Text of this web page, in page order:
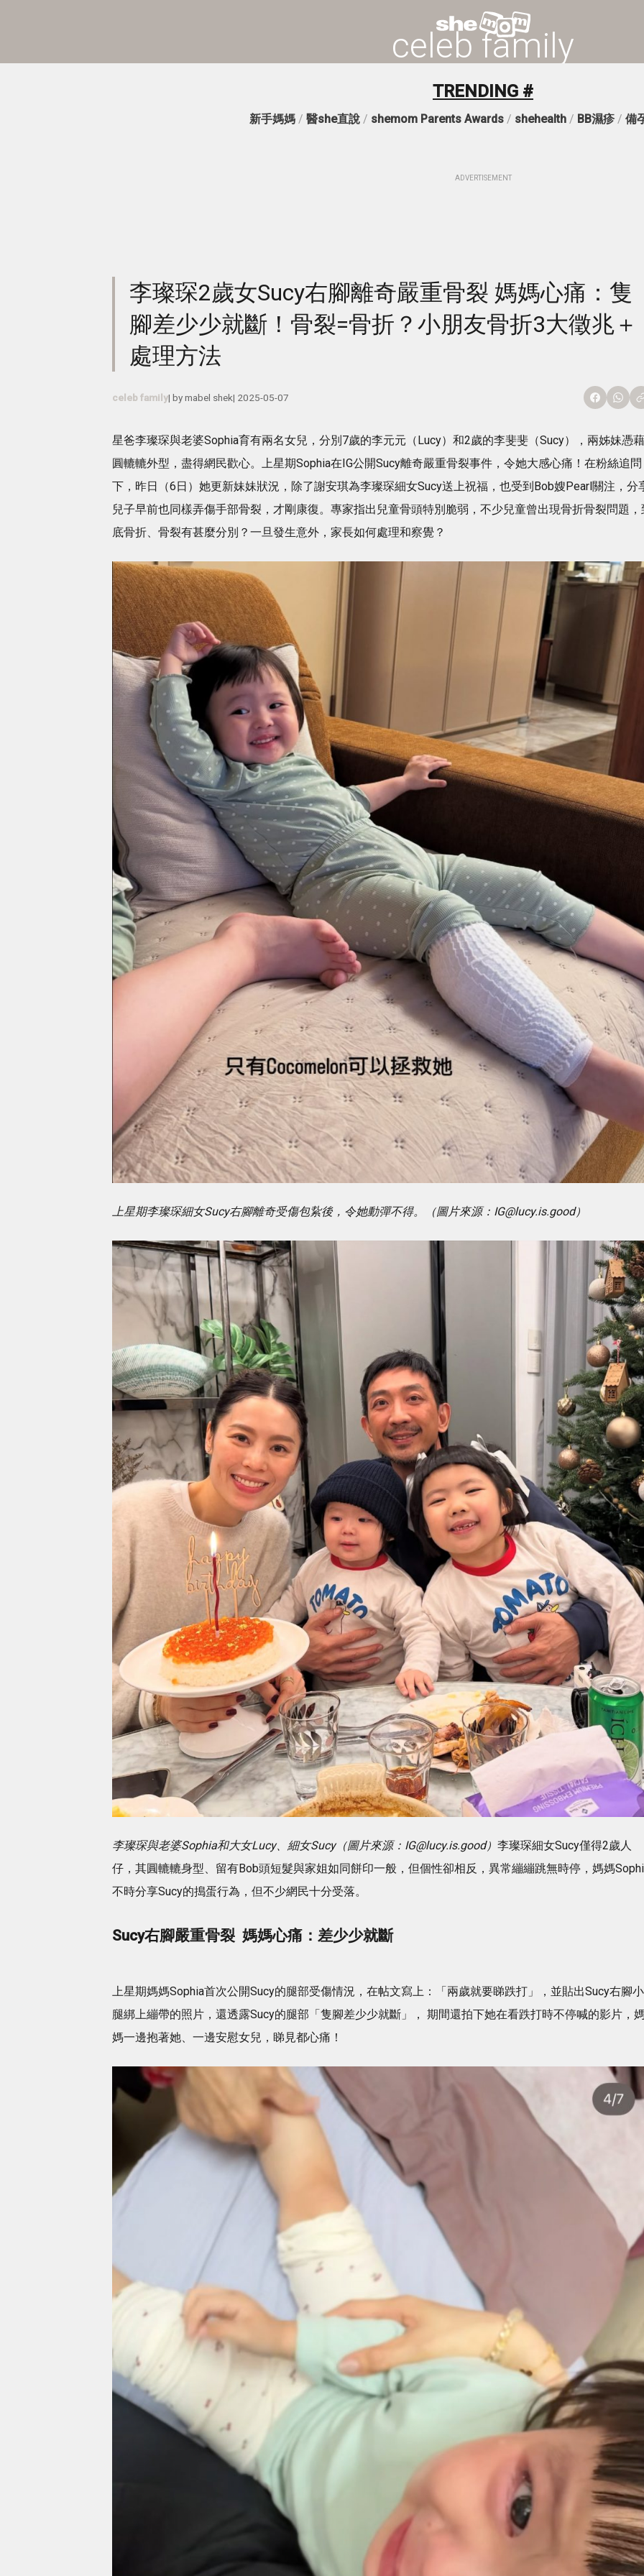
celeb family
TRENDING #
新手媽媽 / 醫she直說 / shemom Parents Awards / shehealth / BB濕疹 / 備
ADVERTISEMENT
李璨琛2歲女Sucy右腳離奇嚴重骨裂 媽媽心痛：隻
腳差少少就斷！骨裂=骨折？小朋友骨折3大徵兆＋
處理方法
celeb family| bymabel shek| 2025-05-07
星爸李璨琛與老婆Sophia育有兩名女兒，分別7歲的李元元（Lucy）和2歲的李斐斐（Sucy），兩姊妹憑藉
圓轆轆外型，盡得網民歡心。上星期Sophia在IG公開Sucy離奇嚴重骨裂事件，令她大感心痛！在粉絲追問
下，昨日（6日）她更新妹妹狀況，除了謝安琪為李璨琛細女Sucy送上祝福，也受到Bob嫂Pearl關注，分
兒子早前也同樣弄傷手部骨裂，才剛康復。專家指出兒童骨頭特別脆弱，不少兒童曾出現骨折骨裂問題，
底骨折、骨裂有甚麼分別？一旦發生意外，家長如何處理和察覺？
上星期李璨琛細女Sucy右腳離奇受傷包紥後，令她動彈不得。（圖片來源：IG@lucy.is.good）
李璨琛與老婆Sophia和大女Lucy、細女Sucy（圖片來源：IG@lucy.is.good） 李璨琛細女Sucy僅得2歲人
仔，其圓轆轆身型、留有Bob頭短髮與家姐如同餅印一般，但個性卻相反，異常繃繃跳無時停，媽媽
不時分享Sucy的搗蛋行為，但不少網民十分受落。
Sucy右腳嚴重骨裂 媽媽心痛：差少少就斷
上星期媽媽Sophia首次公開Sucy的腿部受傷情況，在帖文寫上：「兩歲就要睇跌打」，並貼出Sucy右腳小
腿綁上繃帶的照片，還透露Sucy的腿部「隻腳差少少就斷」， 期間還拍下她在看跌打時不停喊的影片，
媽一邊抱著她、一邊安慰女兒，睇見都心痛！